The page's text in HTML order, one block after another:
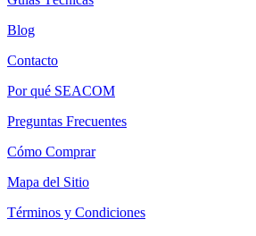
Blog
Contacto
Por qué SEACOM
Preguntas Frecuentes
Cómo Comprar
Mapa del Sitio
Términos y Condiciones